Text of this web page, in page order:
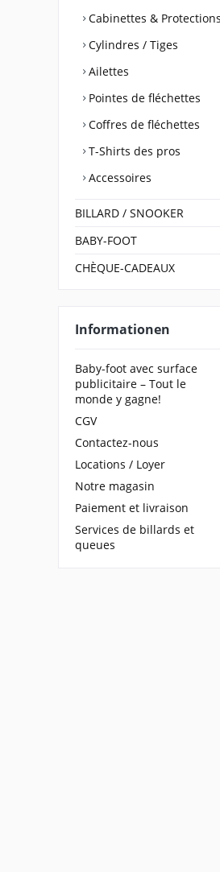
Cabinettes & Protections
Cylindres / Tiges
Ailettes
Pointes de fléchettes
Coffres de fléchettes
T-Shirts des pros
Accessoires
BILLARD / SNOOKER
BABY-FOOT
CHÈQUE-CADEAUX
Informationen
Baby-foot avec surface
publicitaire – Tout le
monde y gagne!
CGV
Contactez-nous
Locations / Loyer
Notre magasin
Paiement et livraison
Services de billards et
queues